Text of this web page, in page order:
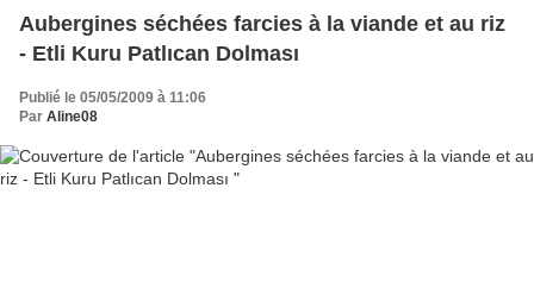
Aubergines séchées farcies à la viande et au riz
- Etli Kuru Patlıcan Dolması
Publié le 05/05/2009 à 11:06
Par Aline08